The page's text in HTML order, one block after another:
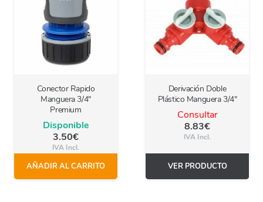
Conector Rapido
Manguera 3/4″
Premium
Disponible
3.50€
IVA Incl.
AÑADIR AL CARRITO
Derivación Doble
Plástico Manguera 3/4″
Consultar
8.83€
IVA Incl.
VER PRODUCTO